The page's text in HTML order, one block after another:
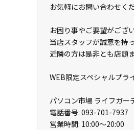
お気軽にお問い合わせく
お困り事やご要望がござ
当店スタッフが誠意を持
近隣の方は是非とも店頭
WEB限定スペシャルプラ
パソコン市場 ライフガー
電話番号: 093-701-7937
営業時間: 10:00～20:00